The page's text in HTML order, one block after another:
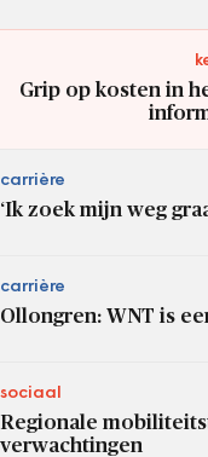
Grip op kosten in
carrière
‘Ik zoek mijn weg
carrière
Ollongren: WNT is
sociaal
Regionale
verwachtingen